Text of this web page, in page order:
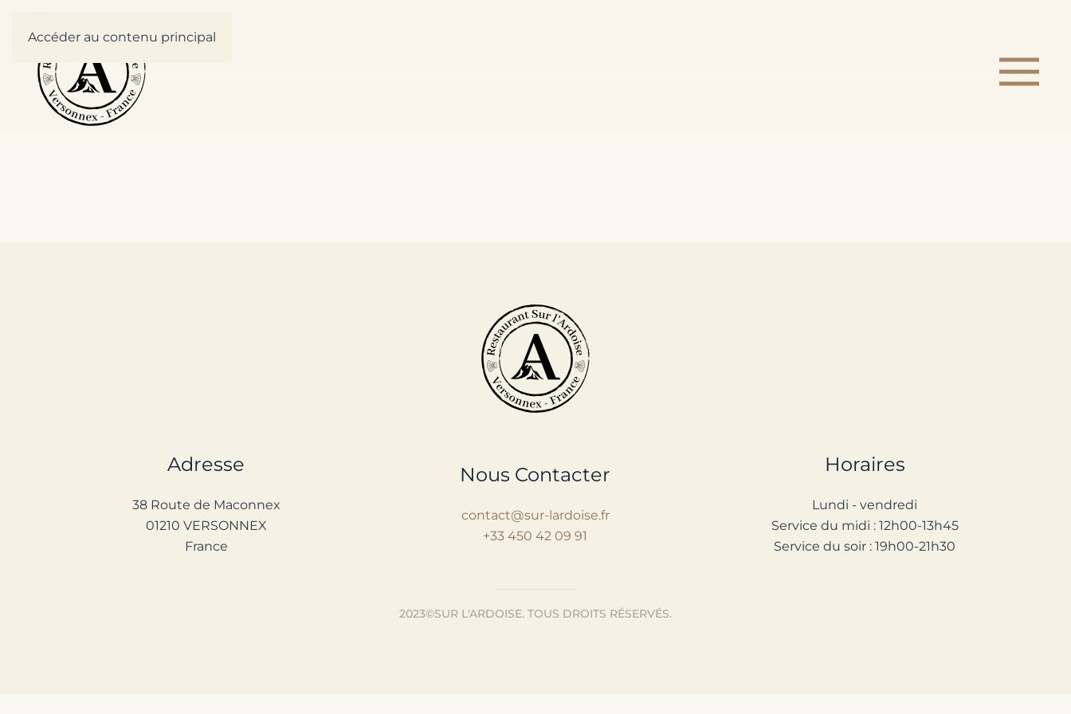
Accéder au contenu principal
Adresse
38 Route de Maconnex
01210 VERSONNEX
France
Nous Contacter
contact@sur-lardoise.fr
+33 450 42 09 91
Horaires
Lundi - vendredi
Service du midi : 12h00-13h45
Service du soir : 19h00-21h30
2023©SUR L'ARDOISE. TOUS DROITS RÉSERVÉS.